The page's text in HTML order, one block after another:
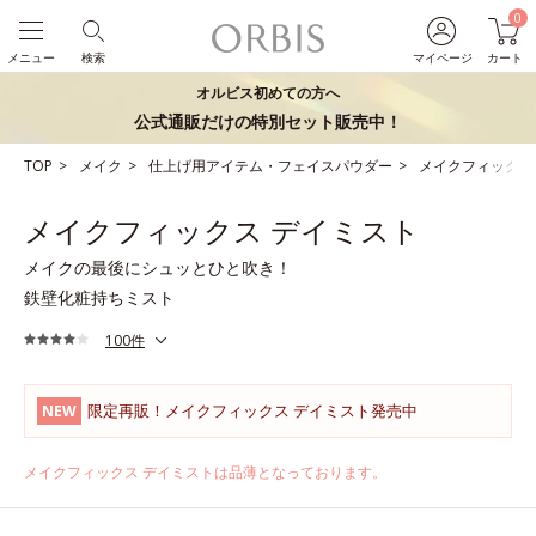
マイページ
0
カート
検索
メニュー
オルビス初めての方へ
公式通販だけの特別セット販売中！
TOP メイク 仕上げ用アイテム・フェイスパウダー メイクフィック
メイクフィックス デイミスト
メイクの最後にシュッとひと吹き！
鉄壁化粧持ちミスト
100件
NEW 限定再販！メイクフィックス デイミスト発売中
メイクフィックス デイミストは品薄となっております。